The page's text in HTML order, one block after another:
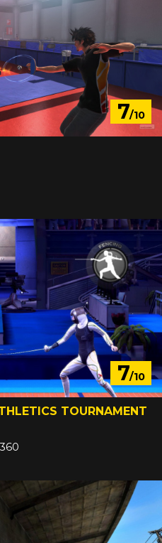
7/10
7/10
TOURNAMENT